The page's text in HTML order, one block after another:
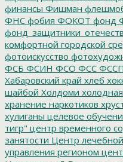
финансы Фишман
ФНС фобия ФОКОТ фонд
комфортной городской
фотоискусство
ФСБ ФСИН ФСО ФСС ФССП
Хабаровский край хлеб
шайбой Холдоми
хранение наркотиков
хулиганы целевое
тигр" центр временного
занятости Центр
управления регионом